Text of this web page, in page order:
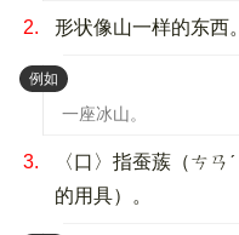
2. 形状像山一样的东西。
例如 ：
一座冰山。
3.
〈口〉指蚕蔟（ㄘ
的用具）。